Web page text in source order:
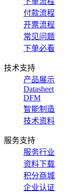
付款流程
开票流程
常见问题
下单必看
技术支持
产品展示
Datasheet
DFM
智能制造
技术资料
服务支持
服务行业
资料下载
积分商城
企业认证